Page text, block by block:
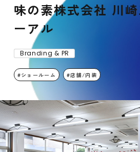
味の素株式会社 川
ーアル
Branding & PR
ショールーム 店舗/内装